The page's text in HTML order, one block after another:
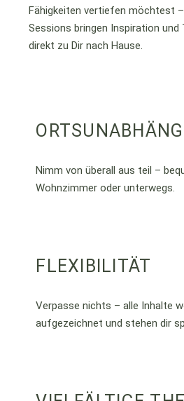
Fähigkeiten vertiefen möchtest
Sessions bringen Inspiration
direkt zu Dir nach Hause.
Nimm von überall aus teil –
Wohnzimmer oder unterwegs.
FLEXIBILITÄT
Verpasse nichts – alle Inhalte
aufgezeichnet und stehen dir